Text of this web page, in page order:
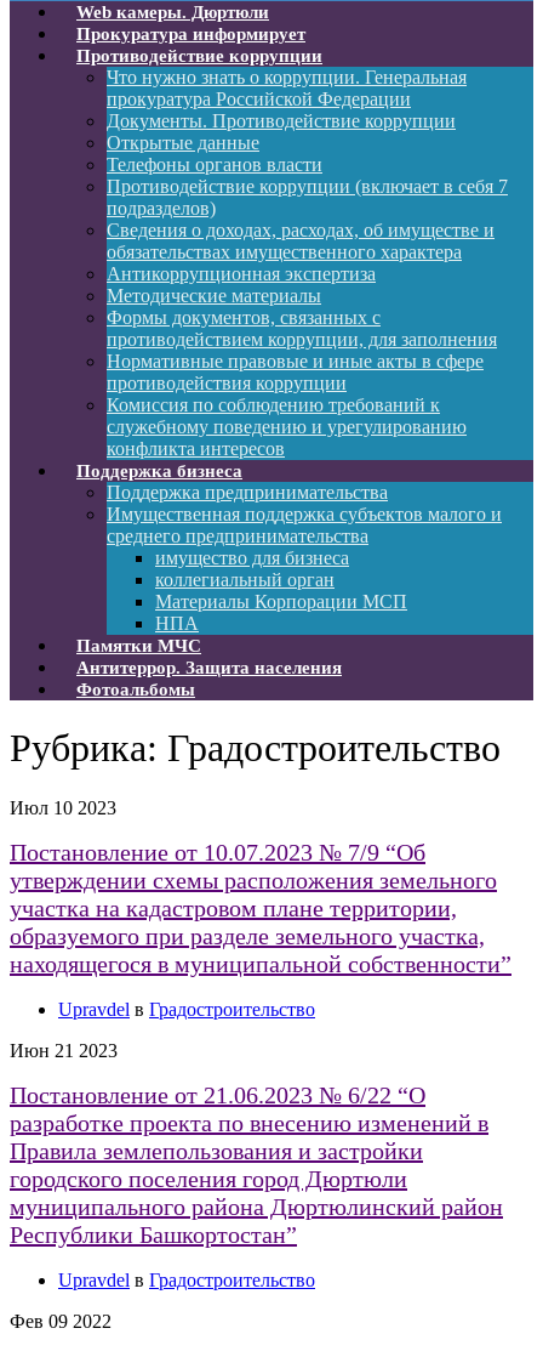
Web камеры. Дюртюли
Прокуратура информирует
Противодействие коррупции
Что нужно знать о коррупции. Генеральная
прокуратура Российской Федерации
Документы. Противодействие коррупции
Открытые данные
Телефоны органов власти
Противодействие коррупции (включает в себя 7
подразделов)
Сведения о доходах, расходах, об имуществе и
обязательствах имущественного характера
Антикоррупционная экспертиза
Методические материалы
Формы документов, связанных с
противодействием коррупции, для заполнения
Нормативные правовые и иные акты в сфере
противодействия коррупции
Комиссия по соблюдению требований к
служебному поведению и урегулированию
конфликта интересов
Поддержка бизнеса
Поддержка предпринимательства
Имущественная поддержка субъектов малого и
среднего предпринимательства
имущество для бизнеса
коллегиальный орган
Материалы Корпорации МСП
НПА
Памятки МЧС
Антитеррор. Защита населения
Фотоальбомы
Рубрика: Градостроительство
Июл 10 2023
Постановление от 10.07.2023 № 7/9 “Об
утверждении схемы расположения земельного
участка на кадастровом плане территории,
образуемого при разделе земельного участка,
находящегося в муниципальной собственности”
Upravdel в Градостроительство
Июн 21 2023
Постановление от 21.06.2023 № 6/22 “О
разработке проекта по внесению изменений в
Правила землепользования и застройки
городского поселения город Дюртюли
муниципального района Дюртюлинский район
Республики Башкортостан”
Upravdel в Градостроительство
Фев 09 2022